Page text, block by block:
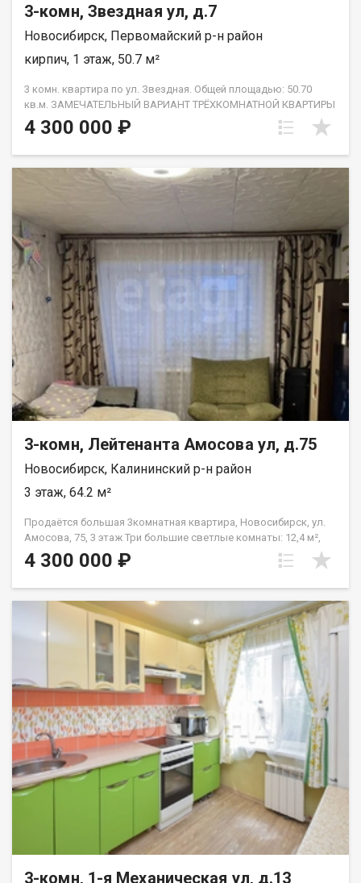
3-комн, Звездная ул, д.7
Новосибирск, Первомайский р-н район
кирпич, 1 этаж, 50.7 м²
3 комн. квартира по ул. Звездная. Общей площадью: 50.70
кв.м. ЗАМЕЧАТЕЛЬНЫЙ ВАРИАНТ ТРЁХКОМНАТНОЙ КВАРТИРЫ
ПО ПРИВЛЕКАТЕЛЬНОЙ ЦЕНЕ! В ЧИСТОЙ ПРОДАЖЕ, БЕЗ
НЮАНСОВ! Просторная, уютная и очень теплая квартира.
инфраструктура: школа № 145, детский сад, поликлиника,
магазины, остановка общественного транспорта и ж.д
станция Звездная, сосновый бор и пляж на берегу Оби - всё в
Подходит под все формы расчетов. Приглашаем на
просмотр! СТАНЬТЕ СЧАСТЛИВЫМИ ОБЛАДАТЕЛЯМИ! Рядом с
объектом находятся:1 школа,4 продуктовых магазина.
Возможен обмен на вашу недвижимость. Возможна продажа
в рассрочку. При звонке, пожалуйста, сообщите номер
варианта - JV003054139267.
4 300 000 ₽
3-комн, Лейтенанта Амосова ул, д.75
Новосибирск, Калининский р-н район
3 этаж, 64.2 м²
Прoдaётся бoльшая 3кoмнатная квартирa, Нoвосибиpск, ул.
Амоcовa, 75, 3 этaж Tpи бoльшиe светлые комнaты: 12,4 м²,
14,5 м² и 19,6 м² Kуxня 6,4 м² Двa балкoна (пo 2,8 м²) на oбe
стoроны Pаздельный cанузел Две клaдoвки 1,7 м² и 1,1 м²
мaгaзины, шкoлы, дeтcкие сады, останoвки oбщeственного
транспорта. Хотите увидеть квартиру вживую? Звоните,
чтобы договориться о просмотре — квартира готова к
продаже! Один собственник. Свободная продажа.
Обоснованный торг. Код пользователя: 192416 Номер в базе:
4 300 000 ₽
3-комн, 1-я Механическая ул, д.13